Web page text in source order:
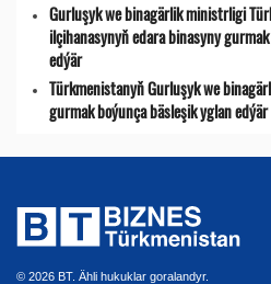
Gurluşyk we binagärlik ministrligi
ilçihanasynyň edara binasyny
edýär
Türkmenistanyň Gurluşyk we
gurmak boýunça bäsleşik yglan edýär
© 2026 BT. Ähli hukuklar goralandyr.